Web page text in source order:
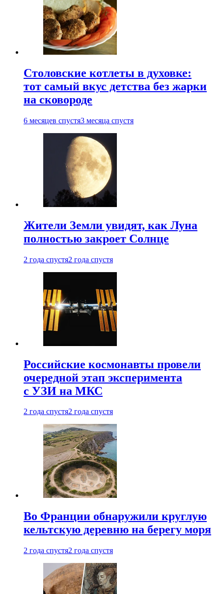
Столовские котлеты в духовке:
тот самый вкус детства без жарки
на сковороде
6 месяцев спустя3 месяца спустя
Жители Земли увидят, как Луна
полностью закроет Солнце
2 года спустя2 года спустя
Российские космонавты провели
очередной этап эксперимента
с УЗИ на МКС
2 года спустя2 года спустя
Во Франции обнаружили круглую
кельтскую деревню на берегу моря
2 года спустя2 года спустя